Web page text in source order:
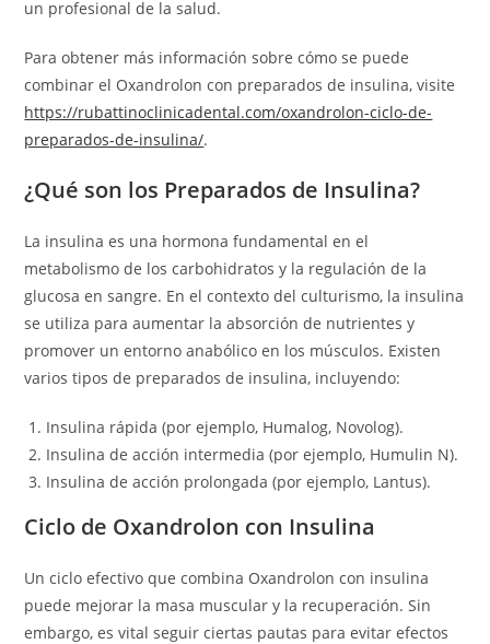
un profesional de la salud.
Para obtener más información sobre cómo se puede
combinar el Oxandrolon con preparados de insulina, visite
https://rubattinoclinicadental.com/oxandrolon-ciclo-de-
preparados-de-insulina/.
¿Qué son los Preparados de Insulina?
La insulina es una hormona fundamental en el
metabolismo de los carbohidratos y la regulación de la
glucosa en sangre. En el contexto del culturismo, la insulina
se utiliza para aumentar la absorción de nutrientes y
promover un entorno anabólico en los músculos. Existen
varios tipos de preparados de insulina, incluyendo:
Insulina rápida (por ejemplo, Humalog, Novolog).
Insulina de acción intermedia (por ejemplo, Humulin N).
Insulina de acción prolongada (por ejemplo, Lantus).
Ciclo de Oxandrolon con Insulina
Un ciclo efectivo que combina Oxandrolon con insulina
puede mejorar la masa muscular y la recuperación. Sin
embargo, es vital seguir ciertas pautas para evitar efectos